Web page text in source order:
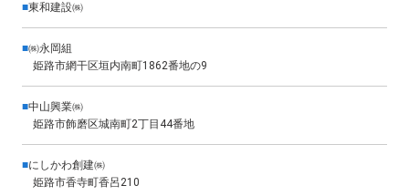
■東和建設㈱
■㈱永岡組
姫路市網干区垣内南町1862番地の9
■中山興業㈱
姫路市飾磨区城南町2丁目44番地
■にしかわ創建㈱
姫路市香寺町香呂210